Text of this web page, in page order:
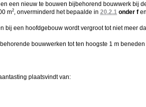
een nieuw te bouwen bijbehorend bouwwerk bij
m2, onverminderd het bepaalde in 20.2.1onder f en
een hoofdgebouw wordt vergroot tot niet meer
bouwwerken tot ten hoogste 1 m
plaatsvindt van: